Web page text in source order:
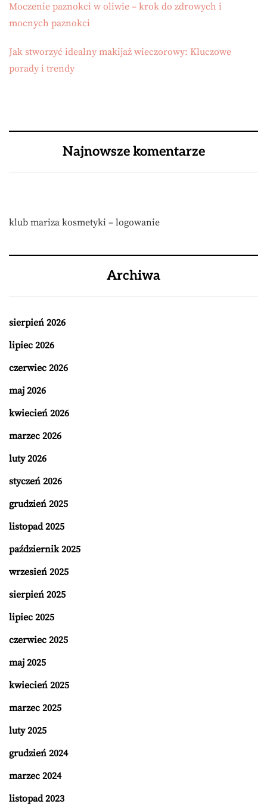
Moczenie paznokci w oliwie – krok do zdrowych i
mocnych paznokci
Jak stworzyć idealny makijaż wieczorowy: Kluczowe
porady i trendy
Najnowsze komentarze
klub mariza kosmetyki – logowanie
Archiwa
sierpień 2026
lipiec 2026
czerwiec 2026
maj 2026
kwiecień 2026
marzec 2026
luty 2026
styczeń 2026
grudzień 2025
listopad 2025
październik 2025
wrzesień 2025
sierpień 2025
lipiec 2025
czerwiec 2025
maj 2025
kwiecień 2025
marzec 2025
luty 2025
grudzień 2024
marzec 2024
listopad 2023